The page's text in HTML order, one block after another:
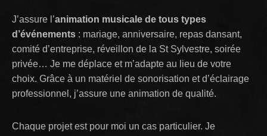
J’assure l’animation musicale de tous types
d’événements : mariage, anniversaire, repas dansant,
comité d’entreprise, réveillon de la St Sylvestre, soirée
privée… Je me déplace et m’adapte au lieu de votre
choix. Grâce à un matériel de sonorisation et d’éclairage
professionnel, j’assure une animation de qualité.
Chaque projet est pour moi un cas particulier. Je